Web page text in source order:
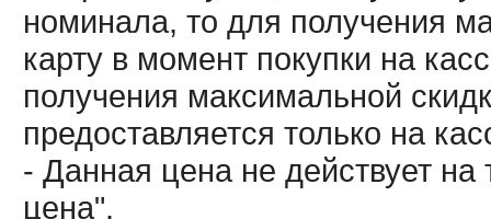
номинала, то для получения
карту в момент покупки на
получения максимальной
предоставляется только на
- Данная цена не действует
цена".